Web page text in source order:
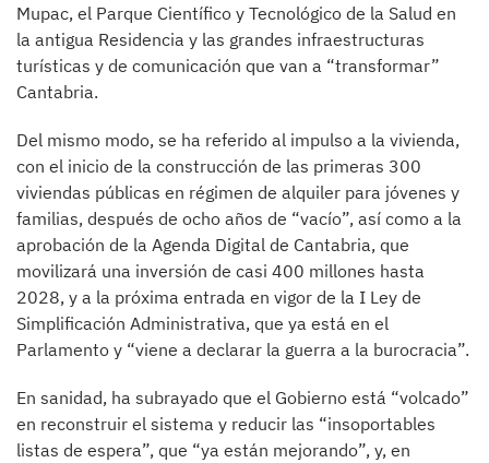
Mupac, el Parque Científico y Tecnológico de la Salud en
la antigua Residencia y las grandes infraestructuras
turísticas y de comunicación que van a “transformar”
Cantabria.
Del mismo modo, se ha referido al impulso a la vivienda,
con el inicio de la construcción de las primeras 300
viviendas públicas en régimen de alquiler para jóvenes y
familias, después de ocho años de “vacío”, así como a la
aprobación de la Agenda Digital de Cantabria, que
movilizará una inversión de casi 400 millones hasta
2028, y a la próxima entrada en vigor de la I Ley de
Simplificación Administrativa, que ya está en el
Parlamento y “viene a declarar la guerra a la burocracia”.
En sanidad, ha subrayado que el Gobierno está “volcado”
en reconstruir el sistema y reducir las “insoportables
listas de espera”, que “ya están mejorando”, y, en